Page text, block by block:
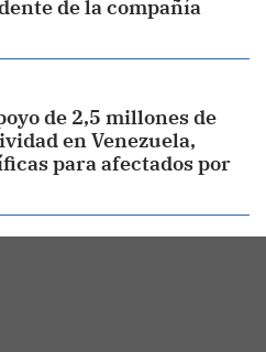
de la compañía
de 2,5 millones de
en Venezuela,
para afectados por